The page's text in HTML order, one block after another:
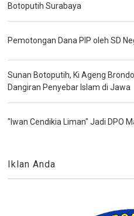
Botoputih Surabaya
Pemotongan Dana PIP oleh SD
Sunan Botoputih, Ki Ageng
Dangiran Penyebar Islam di Jawa
"Iwan Cendikia Liman" Jadi DPO
Iklan Anda